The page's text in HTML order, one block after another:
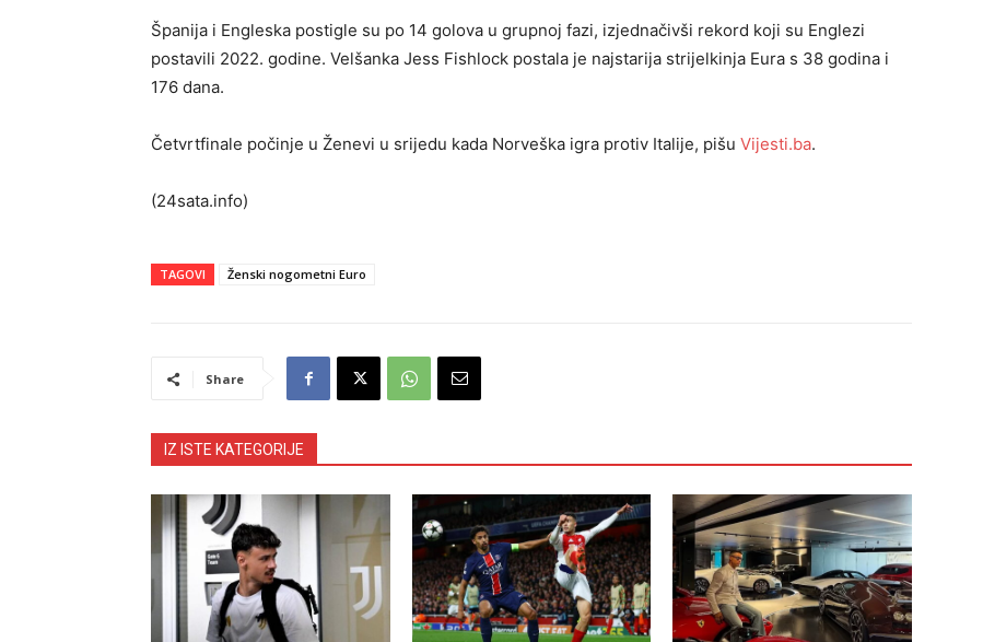
Španija i Engleska postigle su po 14 golova u grupnoj fazi, izjednačivši rekord koji su Englezi
postavili 2022. godine. Velšanka Jess Fishlock postala je najstarija strijelkinja Eura s 38 godina i
176 dana.
Četvrtfinale počinje u Ženevi u srijedu kada Norveška igra protiv Italije, pišu Vijesti.ba.
(24sata.info)
TAGOVI Ženski nogometni Euro
Share
IZ ISTE KATEGORIJE